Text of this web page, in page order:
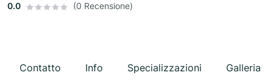
0.0
(0 Recensione)
Contatto Info Specializzazioni Galleria